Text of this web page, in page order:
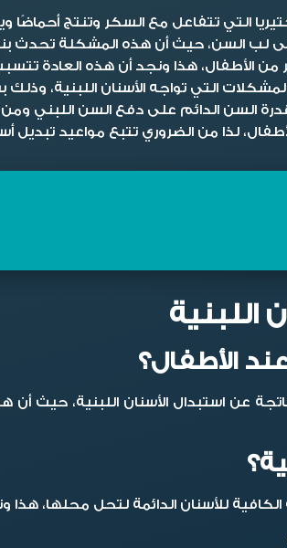
التي تتفاعل مع السكر وتنتج
لب السن، حيث أن هذه المشكلة تحدث
من الأطفال، هذا ونجد أن هذه العادة
التي تواجه الأسنان اللبنية،
السن الدائم على دفع السن اللبني
لذا من الضروري تتبع مواعيد
اللبنية
الأطفال؟
للأسنان الدائمة لتحل محلها، هذا وتستمر